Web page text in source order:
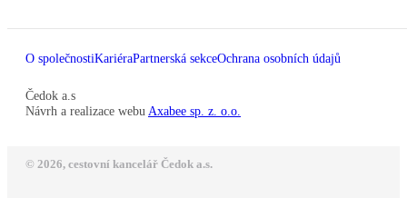
O společnostiKariéraPartnerská sekceOchrana osobních údajů
Čedok a.s
Návrh a realizace webu Axabee sp. z. o.o.
© 2026, cestovní kancelář Čedok a.s.